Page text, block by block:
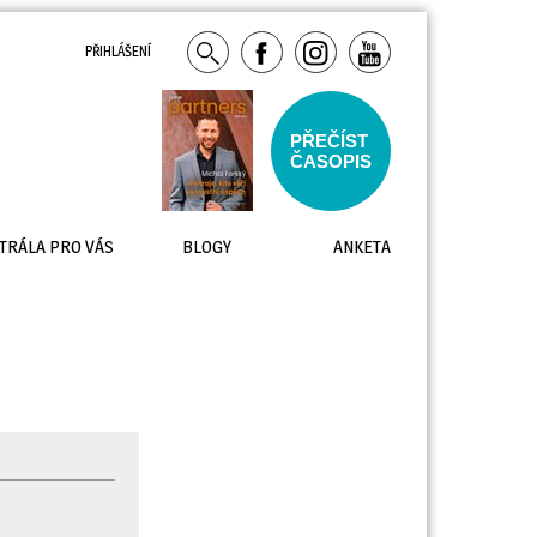
PŘIHLÁŠENÍ
PŘEČÍST
ČASOPIS
PRO VÁS BLOGY ANKETA